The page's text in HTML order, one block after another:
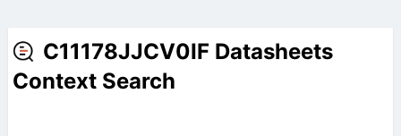
C11178JJCV0IF Datasheets
Context Search